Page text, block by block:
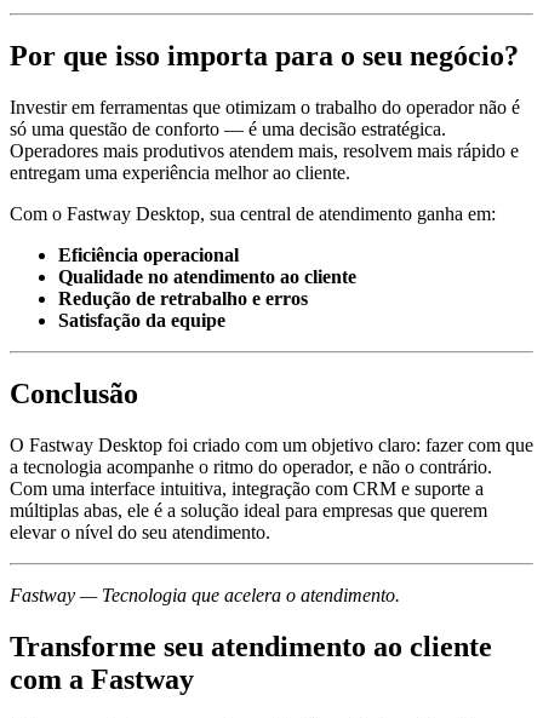
Por que isso importa para o seu negócio?
Investir em ferramentas que otimizam o trabalho do operador não é
só uma questão de conforto — é uma decisão estratégica.
Operadores mais produtivos atendem mais, resolvem mais rápido e
entregam uma experiência melhor ao cliente.
Com o Fastway Desktop, sua central de atendimento ganha em:
Eficiência operacional
Qualidade no atendimento ao cliente
Redução de retrabalho e erros
Satisfação da equipe
Conclusão
O Fastway Desktop foi criado com um objetivo claro: fazer com que
a tecnologia acompanhe o ritmo do operador, e não o contrário.
Com uma interface intuitiva, integração com CRM e suporte a
múltiplas abas, ele é a solução ideal para empresas que querem
elevar o nível do seu atendimento.
Fastway — Tecnologia que acelera o atendimento.
Transforme seu atendimento ao cliente
com a Fastway